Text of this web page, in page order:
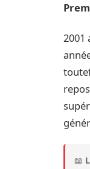
2001
📖